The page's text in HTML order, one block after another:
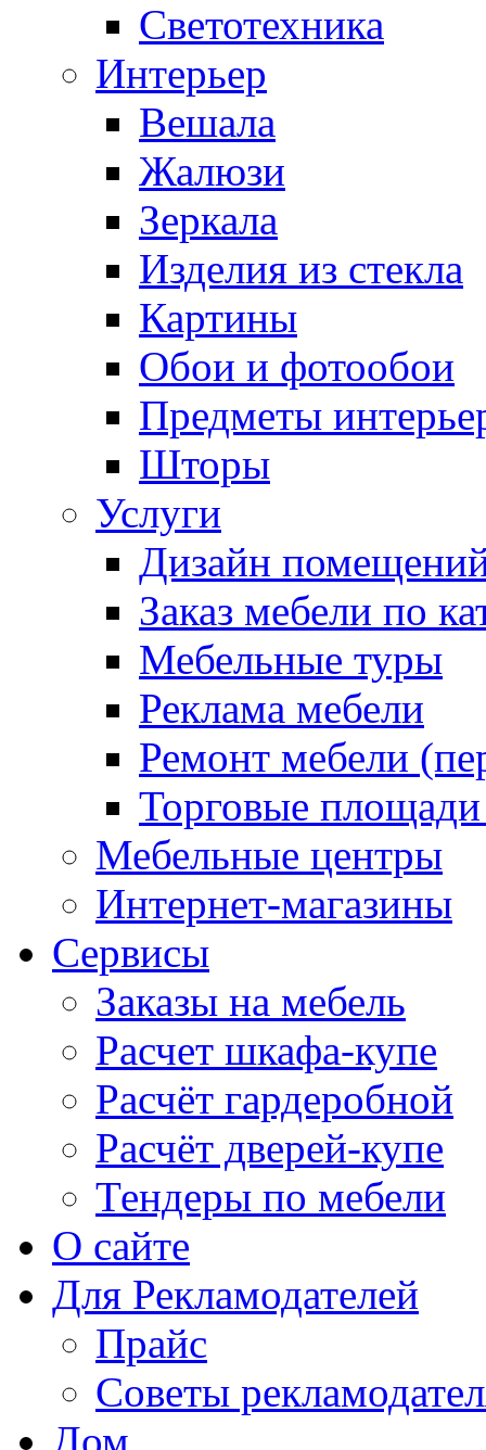
Светотехника
Интерьер
Вешала
Жалюзи
Зеркала
Изделия из стекла
Картины
Обои и фотообои
Предметы
Шторы
Услуги
Дизайн
Заказ мебели по
Мебельные туры
Реклама мебели
Ремонт мебели
Торговые
Мебельные центры
Интернет-магазины
Сервисы
Заказы на мебель
Расчет шкафа-купе
Расчёт гардеробной
Расчёт дверей-купе
Тендеры по мебели
О сайте
Для Рекламодателей
Прайс
Советы